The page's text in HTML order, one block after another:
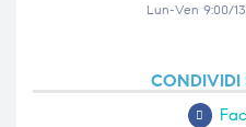
Lun-Ven 9:00/
CONDIVIDI